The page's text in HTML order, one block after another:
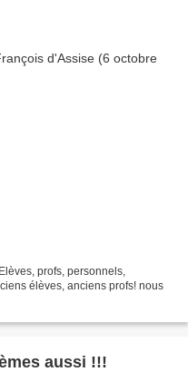
profs, personnels,
élèves, anciens profs! nous
aussi !!!